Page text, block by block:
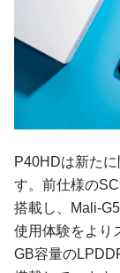
P40HDは新た
す。前仕様の
搭載し、Mali-
使用体験をより
GB容量の